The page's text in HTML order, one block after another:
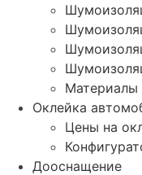
Материалы
Оклейка
Цены на
Дооснащение